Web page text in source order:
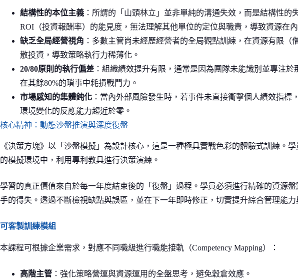
結構性的本位主義 ：所謂的「山頭林立」並非單純的溝通失效，而是結構性的
ROI（投資報酬率）的能見度，無法理解其他單位的定位與職責，導致資源在
缺乏全局經營視角 ：多數主管尚未經歷經營者的全局觀點訓練，在資源有限（
散投資，導致策略執行力稀薄化。
20/80原則的執行偏差 ：組織績效提升有限，通常是因為團隊未能識別並專注
在其餘80%的瑣事中耗損戰鬥力。
市場感知的集體鈍化 ：當內外部風險發生時，若事件未直接衝擊個人績效指標
環境變化的反應能力趨近於零。
核心精神：動態沙盤推演與深度復盤
《決策方塊》以「沙盤模擬」為設計核心，這是一種極具實戰色彩的體驗式訓練。
的模擬環境中，利用專利教具進行決策演練。
學習的真正價值來自於每一年度結束後的「復盤」過程。學員必須進行精確的資源
手的得失。透過不斷檢視缺點與誤區，並在下一年即時修正，切實提升綜合管理能力
可客製訓練模組
本課程可根據企業需求，對應不同職級進行職能接軌（Competency Mapping）：
高階主管 ：強化策略營運與資源運用的全盤思考，避免穀倉效應。